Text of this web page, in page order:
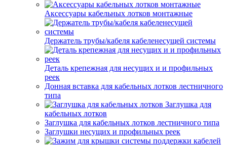
Аксессуары кабельных лотков монтажные
Держатель трубы/кабеля кабеленесущей системы
Деталь крепежная для несущих и и профильных
реек
Донная вставка для кабельных лотков лестничного
типа
Заглушка для
кабельных лотков
Заглушка для кабельных лотков лестничного типа
Заглушки несущих и профильных реек